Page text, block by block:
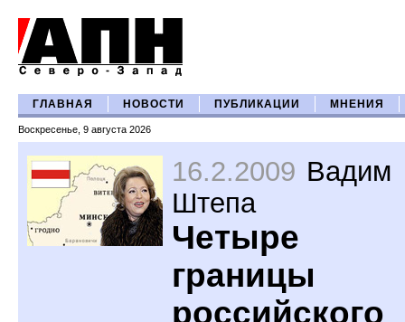
ГЛАВНАЯ НОВОСТИ ПУБЛИКАЦИИ МНЕНИЯ
Воскресенье, 9 августа 2026
16.2.2009 Вадим
Штепа
Четыре
границы
российского